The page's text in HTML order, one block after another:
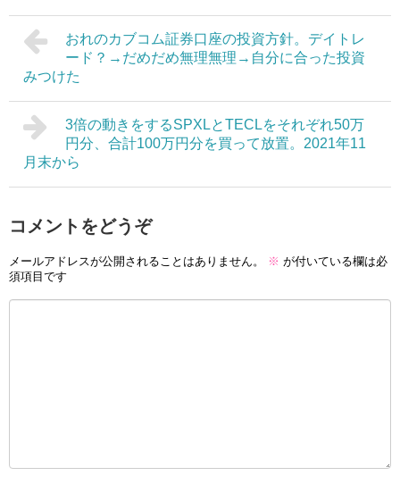
おれのカブコム証券口座の投資方針。デイトレ
ード？→だめだめ無理無理→自分に合った投資
みつけた
3倍の動きをするSPXLとTECLをそれぞれ50万
円分、合計100万円分を買って放置。2021年11
月末から
コメントをどうぞ
メールアドレスが公開されることはありません。 ※ が付いている欄は必
須項目です